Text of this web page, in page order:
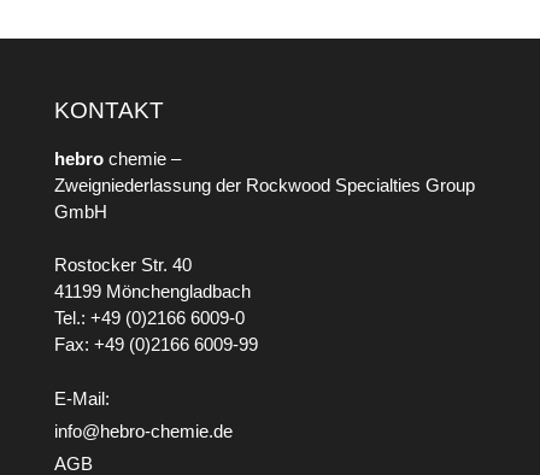
KONTAKT
hebro chemie –
Zweigniederlassung der Rockwood Specialties Group
GmbH
Rostocker Str. 40
41199 Mönchengladbach
Tel.: +49 (0)2166 6009-0
Fax: +49 (0)2166 6009-99
E-Mail:
info@hebro-chemie.de
AGB